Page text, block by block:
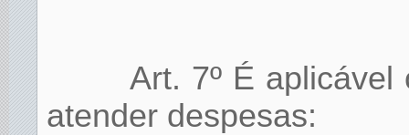
Art. 7º É
atender despesas: